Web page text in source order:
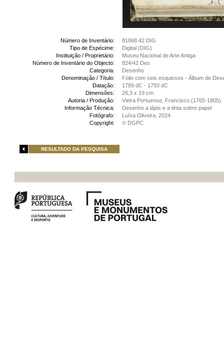
Número de Inventário:
81868.42 DIG
Tipo de Espécime:
Digital (DIG)
Instituição / Proprietário:
Museu Nacional de Arte Antiga
Número de Inventário do Objecto:
824/42 Des
Categoria:
Desenho
Denominação / Título:
Fólio com seis esquissos - Álbum de
Datação:
1789 dC - 1793 dC
Dimensões:
26,3 x 19 cm
Autoria / Produção:
Vieira Portuense, Francisco (1765-1805)
Informação Técnica:
Desenho a lápis e a tinta sobre papel
Fotógrafo:
Luísa Oliveira, 2024
Copyright:
© DGPC
RESULTADO DA PESQUISA